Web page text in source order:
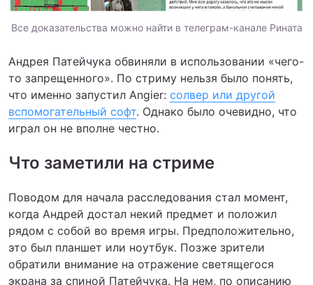
Все доказательства можно найти в телеграм-канале Рината
Андрея Патейчука обвиняли в использовании «чего-
то запрещенного». По стриму нельзя было понять,
что именно запустил Angier: солвер или другой
вспомогательный софт. Однако было очевидно, что
играл он не вполне честно.
Что заметили на стриме
Поводом для начала расследования стал момент,
когда Андрей достал некий предмет и положил
рядом с собой во время игры. Предположительно,
это был планшет или ноутбук. Позже зрители
обратили внимание на отражение светящегося
экрана за спиной Патейчука. На нем, по описанию